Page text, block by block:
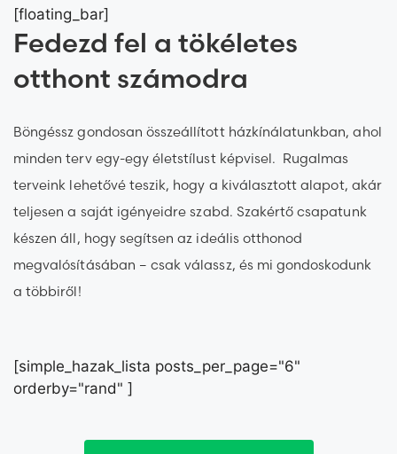
[floating_bar]
Fedezd fel a tökéletes
otthont számodra
Böngéssz gondosan összeállított házkínálatunkban, ahol
minden terv egy-egy életstílust képvisel. Rugalmas
terveink lehetővé teszik, hogy a kiválasztott alapot, akár
teljesen a saját igényeidre szabd. Szakértő csapatunk
készen áll, hogy segítsen az ideális otthonod
megvalósításában – csak válassz, és mi gondoskodunk
a többiről!
[simple_hazak_lista posts_per_page="6"
orderby="rand" ]